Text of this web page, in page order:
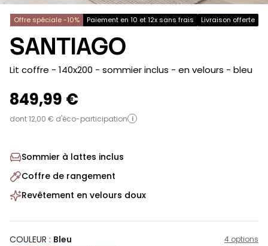
Offre spéciale -10% Paiement en 10 et 12x sans frais Livraison offerte
SANTIAGO
-
Lit coffre - 140x200 - sommier inclus - en velours - bleu
849,99 €
dont 12,00 € d'éco-participation i
Sommier à lattes inclus
Coffre de rangement
Revêtement en velours doux
COULEUR : Bleu 4 options